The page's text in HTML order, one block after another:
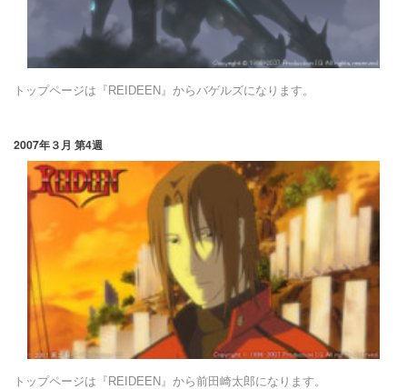
トップページは『REIDEEN』からバゲルズになります。
2007年３月 第4週
トップページは『REIDEEN』から前田崎太郎になります。